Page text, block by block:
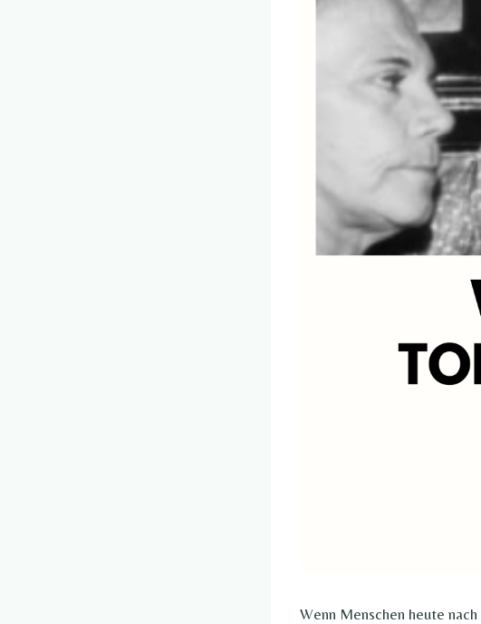
Wenn Menschen heute nach